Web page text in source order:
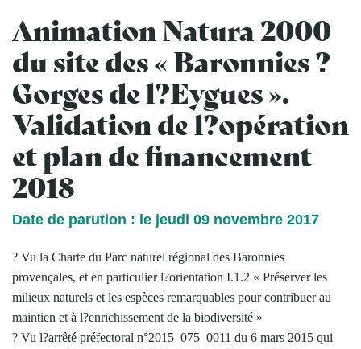
Animation Natura 2000
du site des « Baronnies ?
Gorges de l?Eygues ».
Validation de l?opération
et plan de financement
2018
Date de parution : le jeudi 09 novembre 2017
? Vu la Charte du Parc naturel régional des Baronnies
provençales, et en particulier l?orientation I.1.2 « Préserver les
milieux naturels et les espèces remarquables pour contribuer au
maintien et à l?enrichissement de la biodiversité »
? Vu l?arrêté préfectoral n°2015_075_0011 du 6 mars 2015 qui